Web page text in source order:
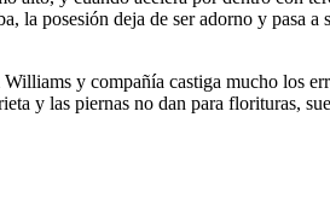
posesión deja de ser adorno y pasa a
y compañía castiga mucho los
y las piernas no dan para florituras,